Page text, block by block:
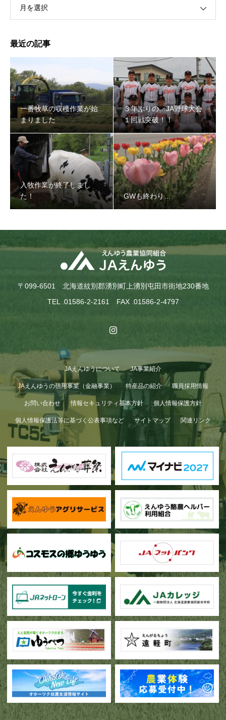
３年ぶりの…JA野球大会１回戦突破！！
GWも終わり…
ブロッコリー播種作業が行われています
月を選択
最近の記事
一番牧草の収穫作業が始
まりました
３年ぶりの…JA野球大会
１回戦突破！！
入牧作業が終了しまし
た！
GWも終わり…
〒099-6501 北海道紋別郡湧別町上湧別屯田市街地230番地
TEL .01586-2-2161 FAX .01586-2-4797
JAえんゆうについて JA事業紹介
JAえんゆうの信用事業（金融事業） 特産品の紹介 職員採用情報
お問い合わせ 情報セキュリティ基本方針 個人情報保護方針
個人情報保護法等に基づく公表事項など サイトマップ 関連リンク